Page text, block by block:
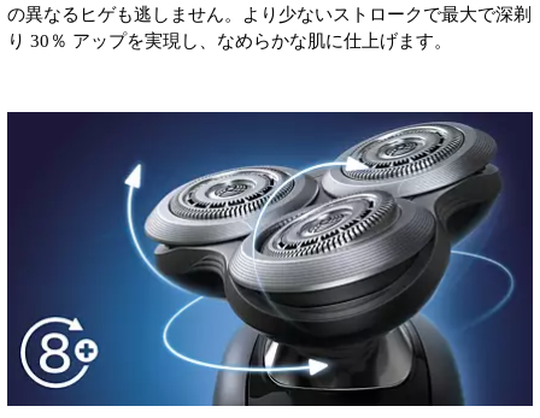
の異なるヒゲも逃しません。より少ないストロークで最大で深剃
り 30％ アップを実現し、なめらかな肌に仕上げます。